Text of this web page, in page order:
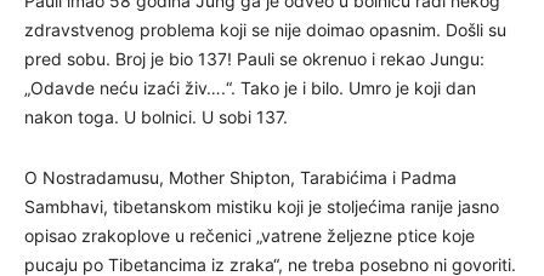
zdravstvenog problema koji se nije doimao opasnim. Došli su
pred sobu. Broj je bio 137! Pauli se okrenuo i rekao Jungu:
„Odavde neću izaći živ….“. Tako je i bilo. Umro je koji dan
nakon toga. U bolnici. U sobi 137.
O Nostradamusu, Mother Shipton, Tarabićima i Padma
Sambhavi, tibetanskom mistiku koji je stoljećima ranije jasno
opisao zrakoplove u rečenici „vatrene željezne ptice koje
pucaju po Tibetancima iz zraka“, ne treba posebno ni govoriti.